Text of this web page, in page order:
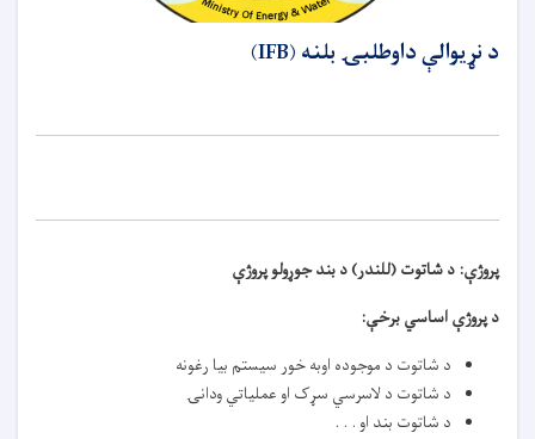
د نړيوالې داوطلبۍ بلنه (IFB)
پروژې: د شاتوت (للندر) د بند جوړولو پروژې
د پروژې اساسي برخې:
د شاتوت د موجوده اوبه خور سيستم بیا رغونه
د شاتوت د لاسرسي سړک او عملیاتي ودانۍ
د شاتوت بند او . . .